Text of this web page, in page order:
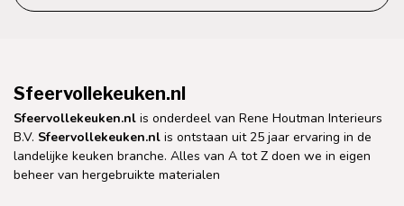
Sfeervollekeuken.nl
Sfeervollekeuken.nl is onderdeel van Rene Houtman Interieurs
B.V. Sfeervollekeuken.nl is ontstaan uit 25 jaar ervaring in de
landelijke keuken branche. Alles van A tot Z doen we in eigen
beheer van hergebruikte materialen